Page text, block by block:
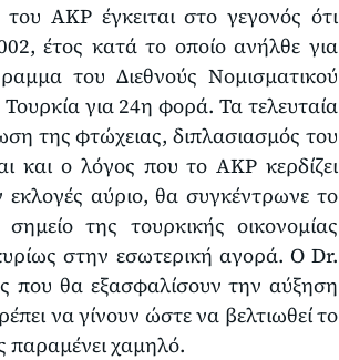
AKP έγκειται στο γεγονός ότι
έτος κατά το οποίο ανήλθε για
του Διεθνούς Νομισματικού
για 24η φορά. Τα τελευταία
της φτώχειας, διπλασιασμός του
και ο λόγος που το AKP κερδίζει
εκλογές αύριο, θα συγκέντρωνε το
της τουρκικής οικονομίας
στην εσωτερική αγορά. Ο Dr.
που θα εξασφαλίσουν την αύξηση
να γίνουν ώστε να βελτιωθεί το
παραμένει χαμηλό.